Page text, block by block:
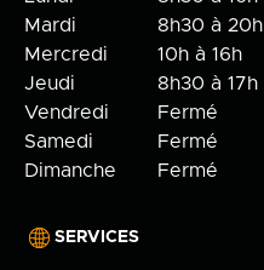
Mardi
8h30 à 20h
Mercredi
10h à 16h
Jeudi
8h30 à 17h
Vendredi
Fermé
Samedi
Fermé
Dimanche
Fermé
SERVICES